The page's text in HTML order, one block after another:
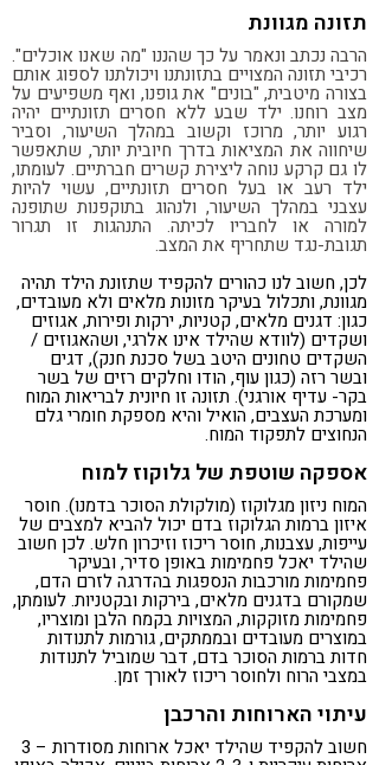
תזונה מגוונת
הרבה נכתב ונאמר על כך שהננו "מה שאנו אוכלים".
רכיבי תזונה המצויים בתזונתנו ויכולתנו לספוג אותם
בצורה מיטבית, "בונים" את גופנו, ואף משפיעים על
מצב רוחנו. ילד שבע ללא חסרים תזונתיים יהיה
רגוע יותר, מרוכז וקשוב במהלך השיעור, וסביר
שיחווה את המציאות בדרך חיובית יותר, שתאפשר
לו גם קרקע נוחה ליצירת קשרים חברתיים. לעומתו,
ילד רעב או בעל חסרים תזונתיים, עשוי להיות
עצבני במהלך השיעור, ולנהוג בתוקפנות שתופנה
למורה או לחבריו לכיתה. התנהגות זו תגרור
תגובת-נגד שתחריף את המצב.
לכן, חשוב לנו כהורים להקפיד שתזונת הילד תהיה
מגוונת, ותכלול בעיקר מזונות מלאים ולא מעובדים,
כגון: דגנים מלאים, קטניות, ירקות ופירות, אגוזים
ושקדים (לוודא שהילד אינו אלרגי, ושהאגוזים /
השקדים טחונים היטב בשל סכנת חנק), דגים
ובשר רזה (כגון עוף, הודו וחלקים רזים של בשר
בקר- עדיף אורגני). תזונה זו חיונית לבריאות המוח
ומערכת העצבים, הואיל והיא מספקת חומרי גלם
הנחוצים לתפקוד המוח.
אספקה שוטפת של גלוקוז למוח
המוח ניזון מגלוקוז (מולקולת הסוכר בדמנו). חוסר
איזון ברמות הגלוקוז בדם יכול להביא למצבים של
עייפות, עצבנות, חוסר ריכוז וזיכרון חלש. לכן חשוב
שהילד יאכל פחמימות באופן סדיר, ובעיקר
פחמימות מורכבות הנספגות בהדרגה לזרם הדם,
שמקורם בדגנים מלאים, בירקות ובקטניות. לעומתן,
פחמימות מזוקקות, המצויות בקמח הלבן ומוצריו,
במוצרים מעובדים ובממתקים, גורמות לתנודות
חדות ברמות הסוכר בדם, דבר שמוביל לתנודות
במצבי הרוח ולחוסר ריכוז לאורך זמן.
עיתוי הארוחות והרכבן
חשוב להקפיד שהילד יאכל ארוחות מסודרות – 3